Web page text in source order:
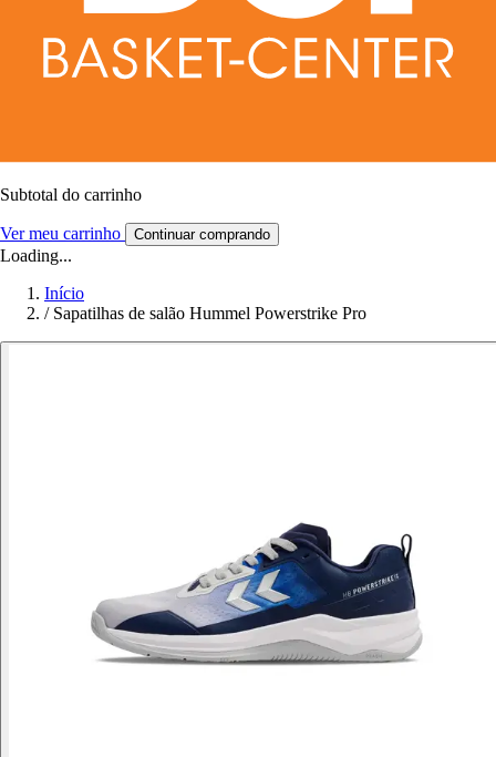
Subtotal do carrinho
Ver meu carrinho Continuar comprando
Loading...
Início
/ Sapatilhas de salão Hummel Powerstrike Pro